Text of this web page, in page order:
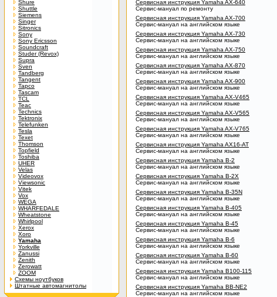
Shure
Shuttle
Siemens
Singer
Sitronics
Sony
Sony Ericsson
Soundcraft
Studer (Revox)
Supra
Sven
Tandberg
Tangent
Tapco
Tascam
TCL
Teac
Technics
Tektronix
Telefunken
Tesla
Texet
Thomson
Topfield
Toshiba
UHER
Velas
Videovox
Viewsonic
Vitek
Vox
WEGA
WHARFEDALE
Wheatstone
Whirlpool
Xerox
Xoro
Yamaha
Yorkville
Zanussi
Zenith
Zerowatt
ZOOM
Схемы ноутбуков
Штатные автомагнитолы
Сервисная инструкция Yamaha AX-640
Сервис-мануал по ремонту
Сервисная инструкция Yamaha AX-700
Сервис-мануал на английском языке
Сервисная инструкция Yamaha AX-730
Сервис-мануал на английском языке
Сервисная инструкция Yamaha AX-750
Сервис-мануал на английском языке
Сервисная инструкция Yamaha AX-870
Сервис-мануал на английском языке
Сервисная инструкция Yamaha AX-900
Сервис-мануал на английском языке
Сервисная инструкция Yamaha AX-V465
Сервис-мануал на английском языке
Сервисная инструкция Yamaha AX-V565
Сервис-мануал на английском языке
Сервисная инструкция Yamaha AX-V765
Сервис-мануал на английском языке
Сервисная инструкция Yamaha AX16-AT
Сервис-мануал на английском языке
Сервисная инструкция Yamaha B-2
Сервис-мануал на английском языке
Сервисная инструкция Yamaha B-2X
Сервис-мануал на английском языке
Сервисная инструкция Yamaha B-35N
Сервис-мануал на английском языке
Сервисная инструкция Yamaha B-405
Сервис-мануал на английском языке
Сервисная инструкция Yamaha B-45
Сервис-мануал на английском языке
Сервисная инструкция Yamaha B-6
Сервис-мануал на английском языке
Сервисная инструкция Yamaha B-60
Сервис-мануал на английском языке
Сервисная инструкция Yamaha B100-115
Сервис-мануал на английском языке
Сервисная инструкция Yamaha BB-NE2
Сервис-мануал на английском языке